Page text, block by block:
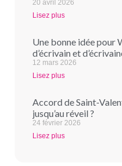
20 avril 2026
Lisez plus
Une bonne idée pour
d’écrivain et
12 mars 2026
Lisez plus
Accord de Saint-
jusqu’au réveil ?
24 février 2026
Lisez plus